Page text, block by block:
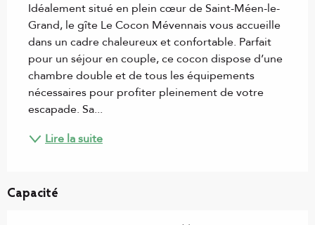
Idéalement situé en plein cœur de Saint-Méen-le-
Grand, le gîte Le Cocon Mévennais vous accueille
dans un cadre chaleureux et confortable. Parfait
pour un séjour en couple, ce cocon dispose d’une
chambre double et de tous les équipements
nécessaires pour profiter pleinement de votre
escapade. Sa...
Lire la suite
Capacité